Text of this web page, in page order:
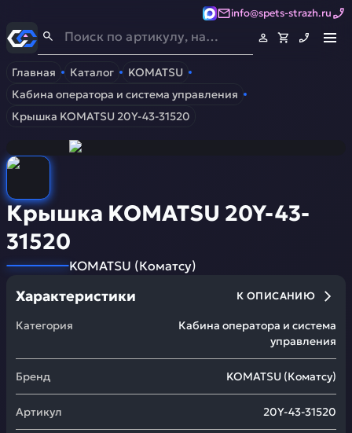
info@spets-strazh.ru
Спец-Страж- Запчасти для спецтехники
Главная Каталог
KOMATSU
Кабина оператора и система управления
Крышка KOMATSU 20Y-43-31520
Крышка KOMATSU 20Y-43-
31520
KOMATSU (Коматсу)
Характеристики К ОПИСАНИЮ
Категория
Кабина оператора и система
управления
Бренд KOMATSU (Коматсу)
Артикул 20Y-43-31520